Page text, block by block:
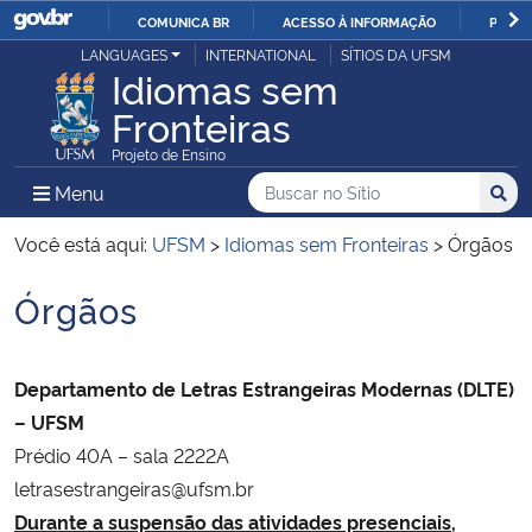
IR
PARA
O
COMUNICA BR ACESSO À INFORMAÇÃO
Ministério da Justiça e Segurança Pública
Ministério da Defesa
Ministério das Relações Exteriores
Ministério da Economia
Ministério da Agricultura, Pecuária e Abastecimento
Ministério da Educação
LANGUAGES INTERNATIONAL SÍTIOS DA UFSM
Idiomas sem
Fronteiras
Projeto de Ensino
Menu Menu Principal do Sítio
Busca
Buscar no no Sítio
Busca:
Você está aqui: UFSM > Idiomas sem Fronteiras >Órgãos
Início do conteúdo
Órgãos
Departamento de Letras Estrangeiras Modernas (DLTE)
– UFSM
Prédio 40A – sala 2222A
letrasestrangeiras@ufsm.br
Durante a suspensão das atividades presenciais,